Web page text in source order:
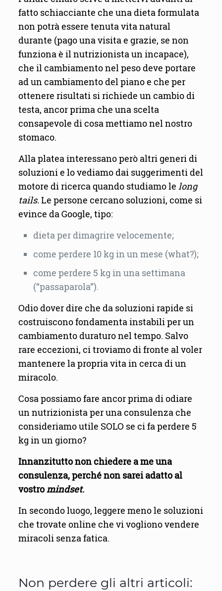
fatto schiacciante che una dieta formulata
non potrà essere tenuta vita natural
durante (pago una visita e grazie, se non
funziona è il nutrizionista un incapace),
che il cambiamento nel peso deve portare
ad un cambiamento del piano e che per
ottenere risultati si richiede un cambio di
testa, ancor prima che una scelta
consapevole di cosa mettiamo nel nostro
stomaco.
Alla platea interessano però altri generi di
soluzioni e lo vediamo dai suggerimenti del
motore di ricerca quando studiamo le long
tails.Le persone cercano soluzioni, come si
evince da Google, tipo:
dieta per dimagrire velocemente;
come perdere 10 kg in un mese (what?);
come perdere 5 kg in una settimana
(“passaparola”).
Odio dover dire che da soluzioni rapide si
costruiscono fondamenta instabili per un
cambiamento duraturo nel tempo. Salvo
rare eccezioni, ci troviamo di fronte al voler
mantenere la propria vita in cerca di un
miracolo.
Cosa possiamo fare ancor prima di odiare
un nutrizionista per una consulenza che
consideriamo utile SOLO se ci fa perdere 5
kg in un giorno?
Innanzitutto non chiedere a me una
consulenza, perché non sarei adatto al
vostromindset.
In secondo luogo, leggere meno le soluzioni
che trovate online che vi vogliono vendere
miracoli senza fatica.
Non perdere gli altri articoli: